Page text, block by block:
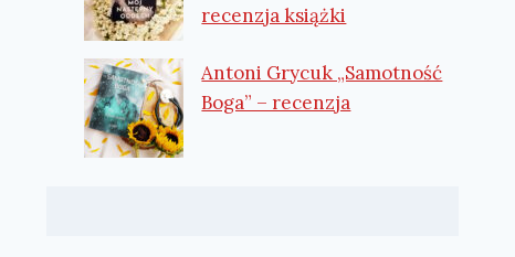
recenzja książki
Antoni Grycuk „Samotność
Boga” – recenzja